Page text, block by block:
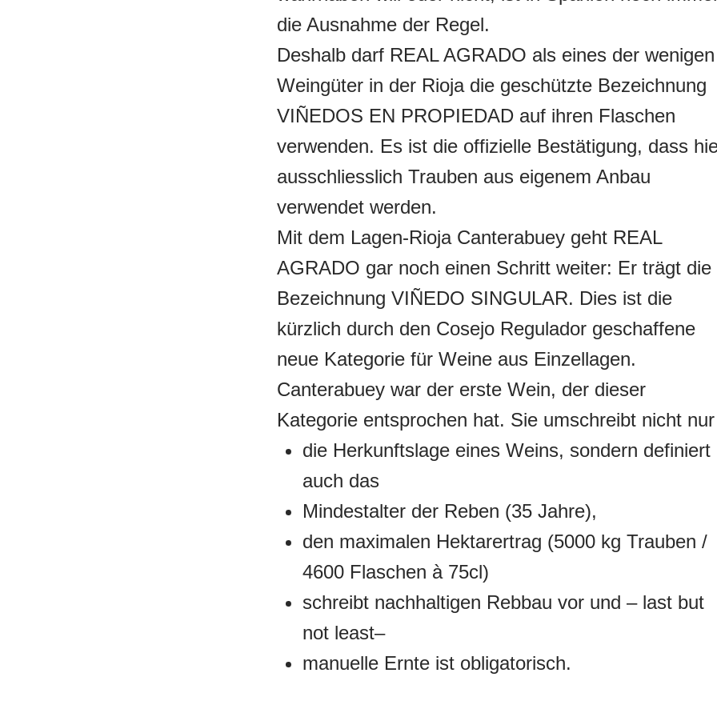
die Ausnahme der Regel.
Deshalb darf REAL AGRADO als eines der wenigen
Weingüter in der Rioja die geschützte Bezeichnung
VIÑEDOS EN PROPIEDAD auf ihren Flaschen
verwenden. Es ist die offizielle Bestätigung, dass
ausschliesslich Trauben aus eigenem Anbau
verwendet werden.
Mit dem Lagen-Rioja Canterabuey geht REAL
AGRADO gar noch einen Schritt weiter: Er trägt die
Bezeichnung VIÑEDO SINGULAR. Dies ist die
kürzlich durch den Cosejo Regulador geschaffene
neue Kategorie für Weine aus Einzellagen.
Canterabuey war der erste Wein, der dieser
Kategorie entsprochen hat. Sie umschreibt nicht
die Herkunftslage eines Weins, sondern definiert
auch das
Mindestalter der Reben (35 Jahre),
den maximalen Hektarertrag (5000 kg Trauben /
4600 Flaschen à 75cl)
schreibt nachhaltigen Rebbau vor und – last but
not least–
manuelle Ernte ist obligatorisch.